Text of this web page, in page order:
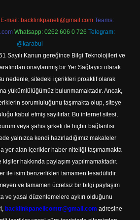
E-mail: backlinkpaneli@gmail.com Teams:
Whatsapp: 0262 606 0 726 Telegram:
@karabul
Sayılı Kanun gereğince Bilgi Teknolojileri ve
onaylanmış bir Yer Sağlayıcı olarak
nedenle, sitedeki içerikleri proaktif olarak
yükümlülüğümüz bulunmamaktadır. Ancak,
sorumluluğunu taşımakta olup, siteye
kabul etmiş sayılırlar. Bu internet sitesi,
veya şahıs şirketi ile hiçbir bağlantısı
yalnızca kendi hazırladığımız makaleler
yer alan içerikler haber niteliği taşımamakta
hakkında paylaşım yapılmamaktadır.
ile isim benzerlikleri tamamen tesadüfidir.
ve tamamen ücretsiz bir bilgi paylaşım
ve yasal düzenlemelere aykırı olduğunu
backlinkpanelicomtr@gmail.com adresine